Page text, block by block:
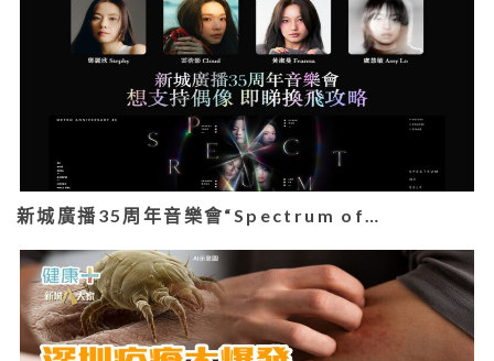
新城廣播35周年音樂會“Spectrum of…